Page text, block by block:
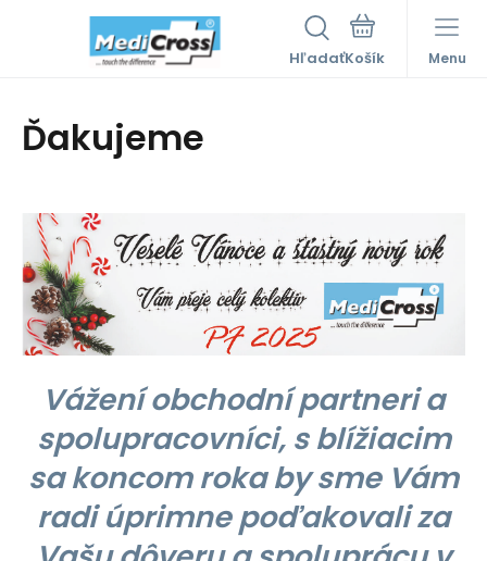
Hľadať Menu
Ďakujeme
Vážení obchodní partneri a
spolupracovníci, s blížiacim
sa koncom roka by sme Vám
radi úprimne poďakovali za